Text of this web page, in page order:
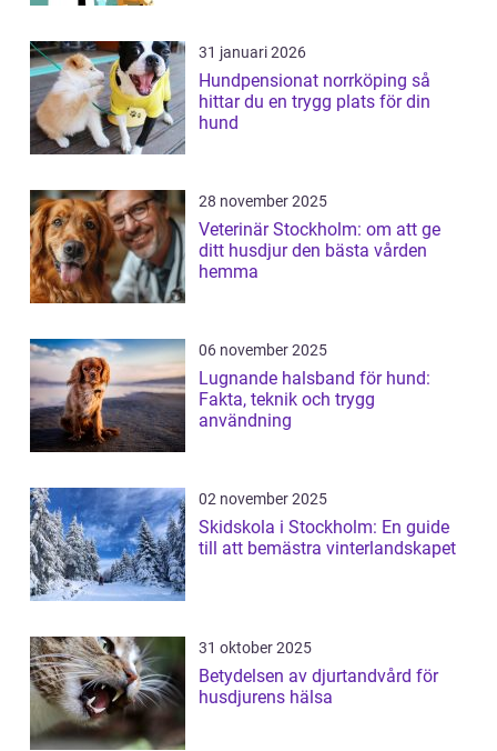
31 januari 2026
Hundpensionat norrköping så
hittar du en trygg plats för din
hund
28 november 2025
Veterinär Stockholm: om att ge
ditt husdjur den bästa vården
hemma
06 november 2025
Lugnande halsband för hund:
Fakta, teknik och trygg
användning
02 november 2025
Skidskola i Stockholm: En guide
till att bemästra vinterlandskapet
31 oktober 2025
Betydelsen av djurtandvård för
husdjurens hälsa